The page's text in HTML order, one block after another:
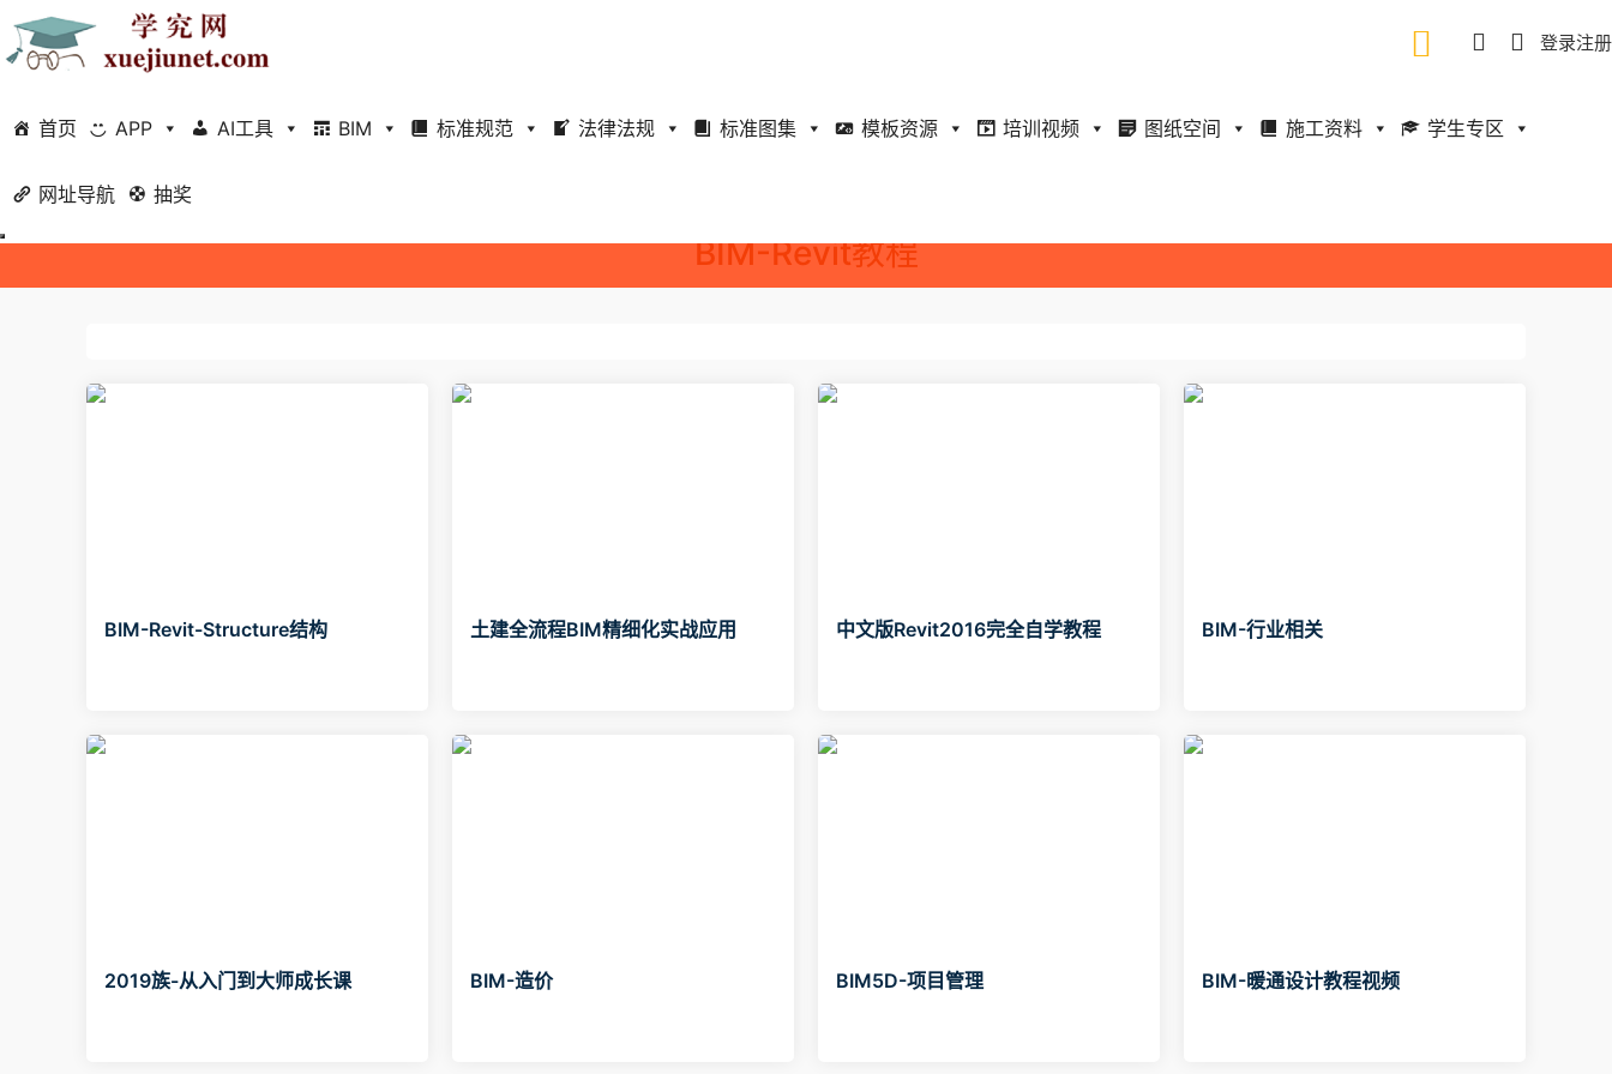
登录注册
首页 APP AI工具 BIM 标准规范 法律法规 标准图集 模板资源 培训视频 图纸空间 施工资料 学生专区
网址导航 抽奖
BIM-Revit教程
BIM-Revit-Structure结构 土建全流程BIM精细化实战应用 中文版Revit2016完全自学教程 BIM-行业相关
2019族-从入门到大师成长课 BIM-造价 BIM5D-项目管理 BIM-暖通设计教程视频